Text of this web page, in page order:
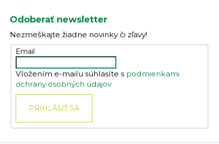
Odoberať newsletter
Nezmeškajte žiadne novinky či zľavy!
Email
Vložením e-mailu súhlasíte s podmienkami
ochrany osobných údajov
PRIHLÁSIŤ SA